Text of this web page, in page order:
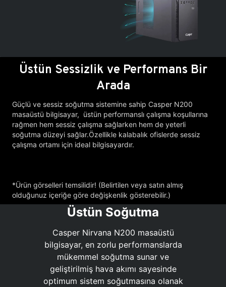
Üstün Sessizlik ve Performans Bir
Arada
Güçlü ve sessiz soğutma sistemine sahip Casper N200
masaüstü bilgisayar, üstün performanslı çalışma koşullarına
rağmen hem sessiz çalışma sağlarken hem de yeterli
soğutma düzeyi sağlar.Özellikle kalabalık ofislerde sessiz
çalışma ortamı için ideal bilgisayardır.
*Ürün görselleri temsilidir! (Belirtilen veya satın almış
olduğunuz içeriğe göre değişkenlik gösterebilir.)
Üstün Soğutma
Casper Nirvana N200 masaüstü
bilgisayar, en zorlu performanslarda
mükemmel soğutma sunar ve
geliştirilmiş hava akımı sayesinde
optimum sistem soğutmasına olanak